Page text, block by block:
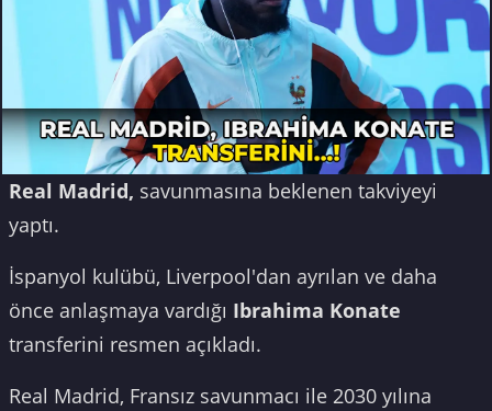
Real Madrid, savunmasına beklenen takviyeyi
yaptı.
İspanyol kulübü, Liverpool'dan ayrılan ve daha
önce anlaşmaya vardığı Ibrahima Konate
transferini resmen açıkladı.
Real Madrid, Fransız savunmacı ile 2030 yılına